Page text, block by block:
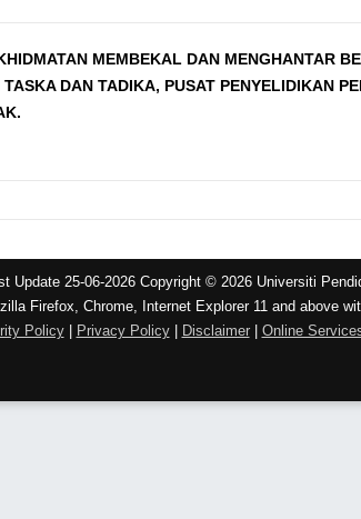
MEMBEKAL DAN MENGHANTAR
DAN TADIKA, PUSAT PENYELIDIKAN
Update 25-06-2026 Copyright © 2026 Universiti
Firefox, Chrome, Internet Explorer 11 and above
Policy| Privacy Policy| Disclaimer| Online